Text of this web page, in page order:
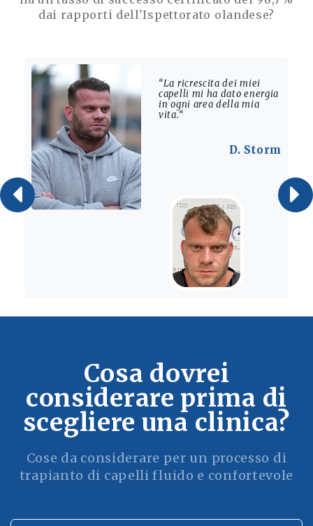
dai rapporti dell'Ispettorato olandese?
“La ricrescita dei miei
capelli mi ha dato energia
in ogni area della mia
vita.“
D. Storm
Cosa dovrei
considerare prima di
scegliere una clinica?
Cose da considerare per un processo di
trapianto di capelli fluido e confortevole